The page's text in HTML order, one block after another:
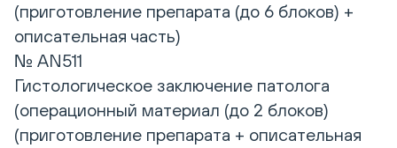
(приготовление препарата (до 6 блоков) +
описательная часть)
№ AN511
Гистологическое заключение патолога
(операционный материал (до 2 блоков)
(приготовление препарата + описательная